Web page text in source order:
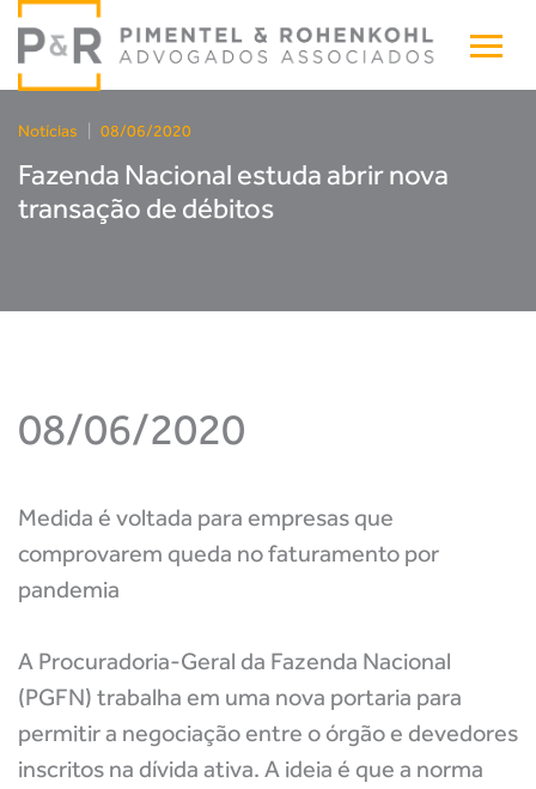
Notícias 08/06/2020
Fazenda Nacional estuda abrir nova
transação de débitos
08/06/2020
Medida é voltada para empresas que
comprovarem queda no faturamento por
pandemia
A Procuradoria-Geral da Fazenda Nacional
(PGFN) trabalha em uma nova portaria para
permitir a negociação entre o órgão e devedores
inscritos na dívida ativa. A ideia é que a norma